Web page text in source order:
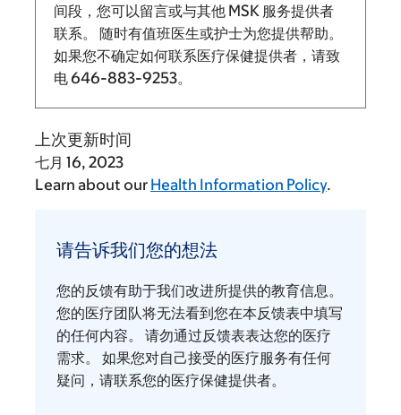
间段，您可以留言或与其他 MSK 服务提供者
联系。 随时有值班医生或护士为您提供帮助。
如果您不确定如何联系医疗保健提供者，请致
电646-883-9253。
上次更新时间
七月 16, 2023
Learn about our Health Information Policy.
告
我
们
您
的
想
请告诉我们您的想法
您的反馈有助于我们改进所提供的教育信息。
您的医疗团队将无法看到您在本反馈表中填写
的任何内容。 请勿通过反馈表表达您的医疗
需求。 如果您对自己接受的医疗服务有任何
疑问，请联系您的医疗保健提供者。